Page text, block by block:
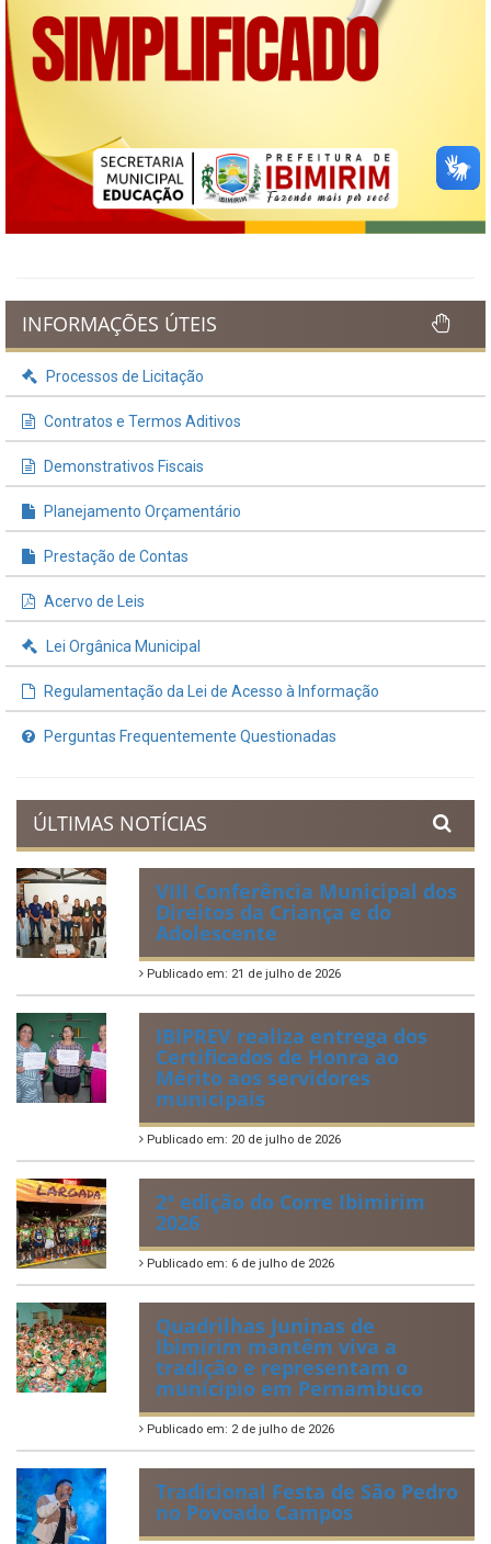
INFORMAÇÕES ÚTEIS
Processos de Licitação
Contratos e Termos Aditivos
Demonstrativos Fiscais
Planejamento Orçamentário
Prestação de Contas
Acervo de Leis
Lei Orgânica Municipal
Regulamentação da Lei de Acesso à Informação
Perguntas Frequentemente Questionadas
ÚLTIMAS NOTÍCIAS
VIII Conferência Municipal dos
Direitos da Criança e do
Adolescente
Publicado em: 21 de julho de 2026
IBIPREV realiza entrega dos
Certificados de Honra ao
Mérito aos servidores
municipais
Publicado em: 20 de julho de 2026
2ª edição do Corre Ibimirim
2026
Publicado em: 6 de julho de 2026
Quadrilhas Juninas de
Ibimirim mantêm viva a
tradição e representam o
munícipio em Pernambuco
Publicado em: 2 de julho de 2026
Tradicional Festa de São Pedro
no Povoado Campos